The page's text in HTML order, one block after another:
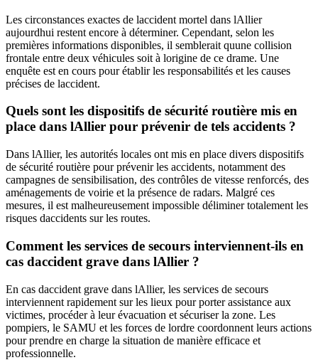
Les circonstances exactes de laccident mortel dans lAllier
aujourdhui restent encore à déterminer. Cependant, selon les
premières informations disponibles, il semblerait quune collision
frontale entre deux véhicules soit à lorigine de ce drame. Une
enquête est en cours pour établir les responsabilités et les causes
précises de laccident.
Quels sont les dispositifs de sécurité routière mis en
place dans lAllier pour prévenir de tels accidents ?
Dans lAllier, les autorités locales ont mis en place divers dispositifs
de sécurité routière pour prévenir les accidents, notamment des
campagnes de sensibilisation, des contrôles de vitesse renforcés, des
aménagements de voirie et la présence de radars. Malgré ces
mesures, il est malheureusement impossible déliminer totalement les
risques daccidents sur les routes.
Comment les services de secours interviennent-ils en
cas daccident grave dans lAllier ?
En cas daccident grave dans lAllier, les services de secours
interviennent rapidement sur les lieux pour porter assistance aux
victimes, procéder à leur évacuation et sécuriser la zone. Les
pompiers, le SAMU et les forces de lordre coordonnent leurs actions
pour prendre en charge la situation de manière efficace et
professionnelle.